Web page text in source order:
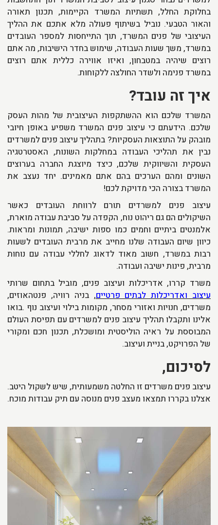
בחלוקת החלל, תשתיות המשרד הקיימות, תכנון תאורה
והאור הטבעי. נוביל בשיתוף פעולה מלא אתכם את ההליך
העיצובי של פנים המשרד, תוך התייחסות למספר העובדים
במשרד, משך שעות העבודה, שימוש בחדר הישיבות, מה אתם
רוצים שיהיה במטבחון, ואיזו אווירה כללית אתם רוצים
במשרד פנימה ולשדר החולצה ללקוחות.
איך זה עובד?
המשרד שלכם הוא ההשתקפות העיצובית של מהות העסק
שלכם. הידעתם כי עיצוב פנים המשרד משפיע באופן חיובי
מובהק על התוצאות העסקיות? בתהליך עיצוב פנים למשרדים
נבין את תהליכי העבודה במחלקות השונות, האסטרטגיה
העסקית והשיווקית שלכם, כיצד מיוצגת החברה בערוצים
השונים ומהם הערכים בהם אתם מאמינים. יחד נעצב את
המשרד בצורה הכי מדויקת לכם!
עיצוב פנים למשרדים תורם לרווחת העובדים כאשר
השיקולים הם גם ריהוט נוח, הקפדה על סביבת עבודה מוארת,
אלמנטים ביתיים וחמים כמו ספות ישיבה, תמונות ומראות.
כיוון שיום העבודה שלנו מחייב את מרבית העובדים לשעות
רבות במשרד, חשוב מאוד לדאוג לחללי עבודה עם נוחות
מרבית, פינות ישיבה ועבודה.
משרד קררו, אדריכלות ועיצוב פנים, מוביל בתחום שרותי
עיצוב ואדריכלות לבתים פרטיים, בניה רוויה, פנטהאוזים,
משרדים, חנויות ואזורי מסחר, מקומות בילוי ועיצוב נוף .בואו
אלינו ותקבלו תהליך עיצוב פנים למשרדים עם תפיסת העולם
המבוססת על ראיה הוליסטית ומושכלת, תכנון חכם ומקורי
של הפרויקט, בניית ועיצוב.
לסיכום,
עיצוב פנים משרדים זו החלטה משמעותית, שיש לשקול היטב.
אצלנו בקררו תמצאו מעצב פנים מנוסה עם תיק עבודות מוכח.